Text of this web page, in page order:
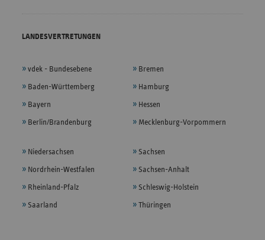
LANDESVERTRETUNGEN
vdek - Bundesebene
Baden-Württemberg
Bayern
Berlin/Brandenburg
Bremen
Hamburg
Hessen
Mecklenburg-Vorpommern
Niedersachsen
Nordrhein-Westfalen
Rheinland-Pfalz
Saarland
Sachsen
Sachsen-Anhalt
Schleswig-Holstein
Thüringen